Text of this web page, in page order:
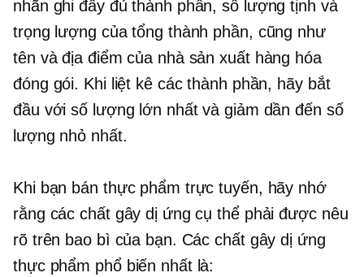
nhãn ghi đầy đủ thành phần, số lượng tịnh và
trọng lượng của tổng thành phần, cũng như
tên và địa điểm của nhà sản xuất hàng hóa
đóng gói. Khi liệt kê các thành phần, hãy bắt
đầu với số lượng lớn nhất và giảm dần đến số
lượng nhỏ nhất.
Khi bạn bán thực phẩm trực tuyến, hãy nhớ
rằng các chất gây dị ứng cụ thể phải được nêu
rõ trên bao bì của bạn. Các chất gây dị ứng
thực phẩm phổ biến nhất là: